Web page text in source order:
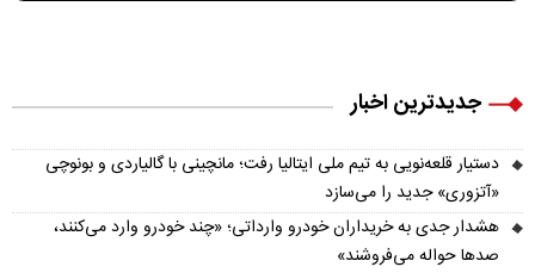
جدیدترین اخبار
دستیار قلعه‌نویی به تیم ملی ایتالیا رفت؛ مانچینی با گالیاردی و بونوچی
«آتزوری» جدید را می‌سازد
هشدار جدی به خریداران خودرو وارداتی؛ «چند خودرو وارد می‌کنند،
صدها حواله می‌فروشند»